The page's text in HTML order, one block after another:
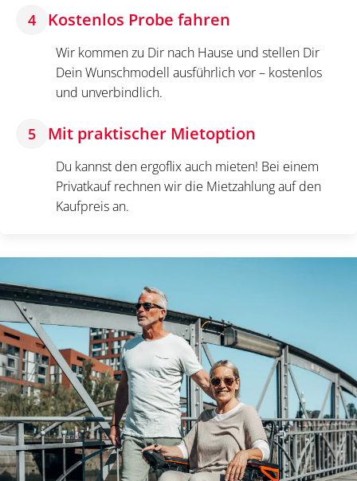
4 Kostenlos Probe fahren
Wir kommen zu Dir nach Hause und stellen Dir
Dein Wunschmodell ausführlich vor – kostenlos
und unverbindlich.
5 Mit praktischer Mietoption
Du kannst den ergoflix auch mieten! Bei einem
Privatkauf rechnen wir die Mietzahlung auf den
Kaufpreis an.